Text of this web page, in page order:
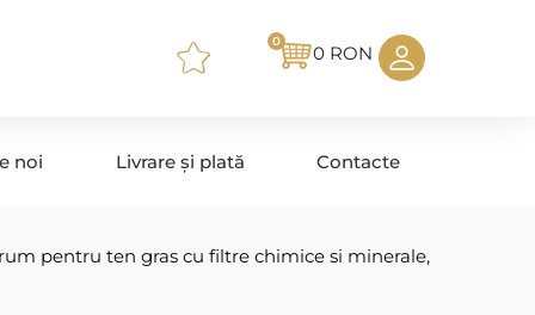
0 RON
0
noi Livrare și plată Contacte
pentru ten gras cu filtre chimice si minerale,